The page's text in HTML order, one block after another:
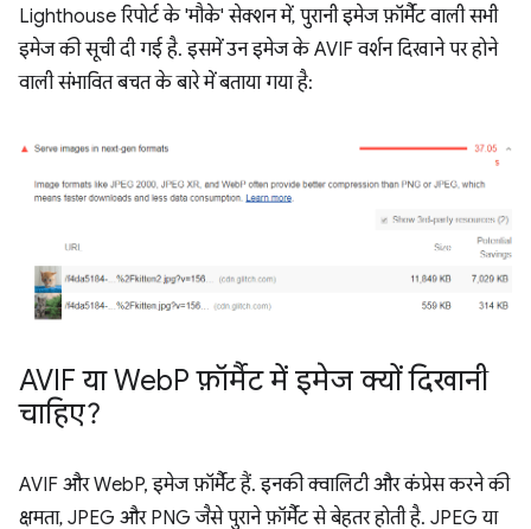
Lighthouse रिपोर्ट के 'मौके' सेक्शन में, पुरानी इमेज फ़ॉर्मैट वाली सभी
इमेज की सूची दी गई है. इसमें उन इमेज के AVIF वर्शन दिखाने पर होने
वाली संभावित बचत के बारे में बताया गया है:
AVIF या WebP फ़ॉर्मैट में इमेज क्यों दिखानी
चाहिए?
AVIF और WebP, इमेज फ़ॉर्मैट हैं. इनकी क्वालिटी और कंप्रेस करने की
क्षमता, JPEG और PNG जैसे पुराने फ़ॉर्मैट से बेहतर होती है. JPEG या